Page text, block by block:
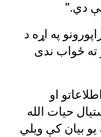
دي.”
په اړه د
ځواب ندی
او
حیات الله
یو بیان کې ویلي